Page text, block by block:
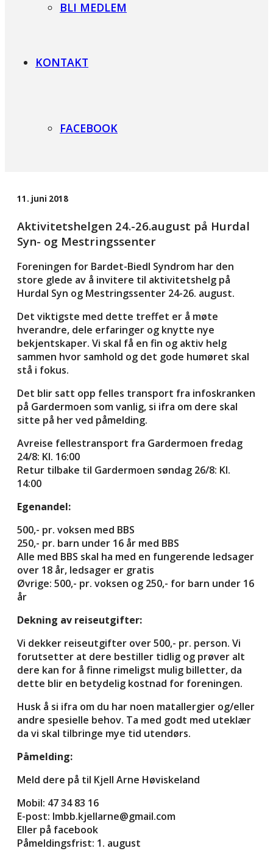
BLI MEDLEM
KONTAKT
FACEBOOK
11. juni 2018
Aktivitetshelgen 24.-26.august på Hurdal
Syn- og Mestringssenter
Foreningen for Bardet-Biedl Syndrom har den
store glede av å invitere til aktivitetshelg på
Hurdal Syn og Mestringssenter 24-26. august.
Det viktigste med dette treffet er å møte
hverandre, dele erfaringer og knytte nye
bekjentskaper. Vi skal få en fin og aktiv helg
sammen hvor samhold og det gode humøret skal
stå i fokus.
Det blir satt opp felles transport fra infoskranken
på Gardermoen som vanlig, si ifra om dere skal
sitte på her ved påmelding.
Avreise fellestransport fra Gardermoen fredag
24/8: Kl. 16:00
Retur tilbake til Gardermoen søndag 26/8: Kl.
14:00
Egenandel:
500,- pr. voksen med BBS
250,- pr. barn under 16 år med BBS
Alle med BBS skal ha med en fungerende ledsager
over 18 år, ledsager er gratis
Øvrige: 500,- pr. voksen og 250,- for barn under 16
år
Dekning av reiseutgifter:
Vi dekker reiseutgifter over 500,- pr. person. Vi
forutsetter at dere bestiller tidlig og prøver alt
dere kan for å finne rimeligst mulig billetter, da
dette blir en betydelig kostnad for foreningen.
Husk å si ifra om du har noen matallergier og/eller
andre spesielle behov. Ta med godt med uteklær
da vi skal tilbringe mye tid utendørs.
Påmelding:
Meld dere på til Kjell Arne Høviskeland
Mobil: 47 34 83 16
E-post: lmbb.kjellarne@gmail.com
Eller på facebook
Påmeldingsfrist: 1. august